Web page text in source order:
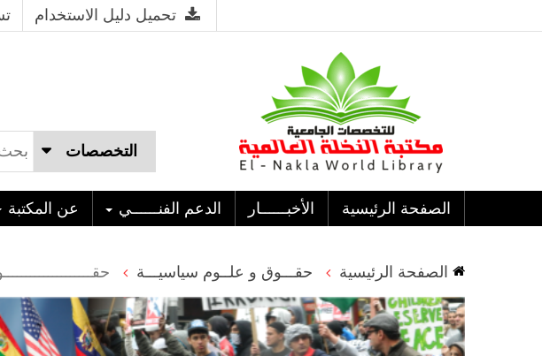
تحميل دليل الاستخدام
الصفحة الرئيسية الأخبــــــار الدعم الفنــــــي عن المكتبة
الصفحة الرئيسية حقـــوق و علــوم سياسيـــة